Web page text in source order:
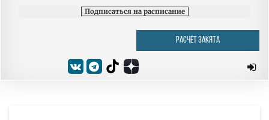
Подписаться на расписание
РАСЧЁТ ЗАКЯТА